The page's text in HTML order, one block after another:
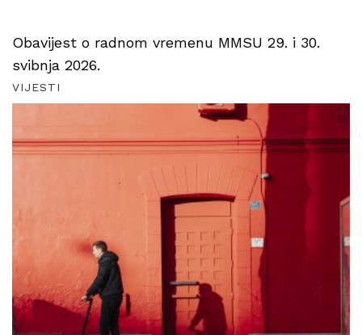
Obavijest o radnom vremenu MMSU 29. i 30.
svibnja 2026.
VIJESTI